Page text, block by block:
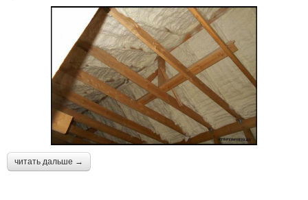
читать дальше →